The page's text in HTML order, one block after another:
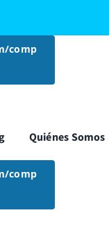
comp
Quiénes Somos
comp